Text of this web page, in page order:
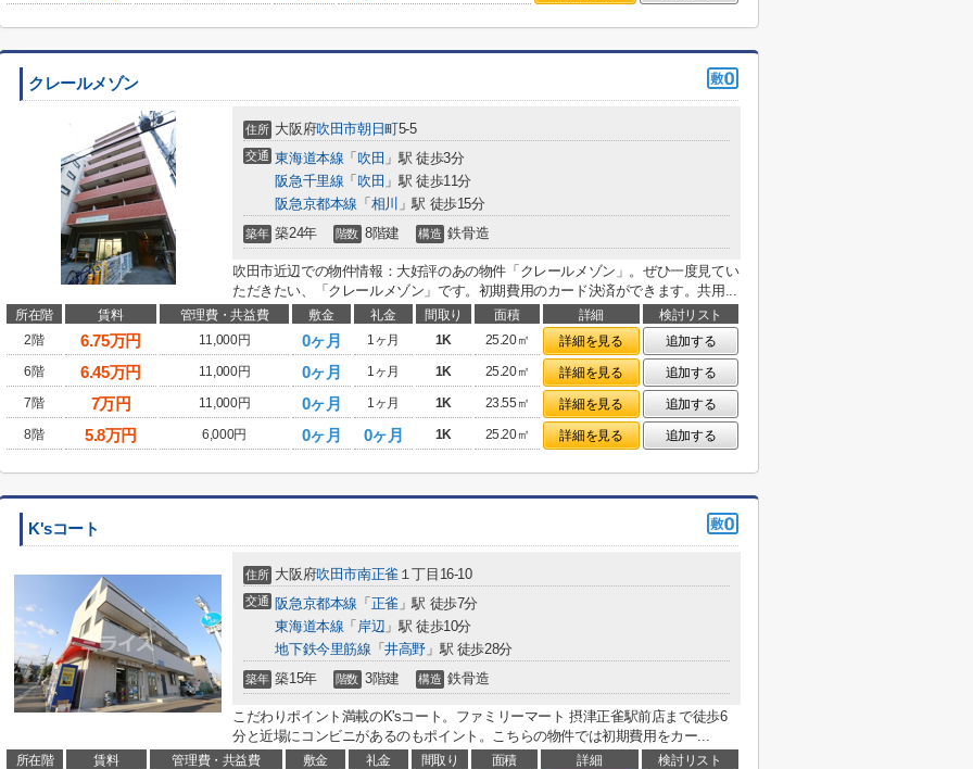
クレールメゾン
住所 大阪府吹田市朝日町5-5
交通 東海道本線 「 吹田 」駅 徒歩3分
阪急千里線 「 吹田 」駅 徒歩11分
阪急京都本線 「 相川 」駅 徒歩15分
築年 築24年 階数 8階建 構造 鉄骨造
吹田市近辺での物件情報：大好評のあの物件「クレールメゾン」。ぜひ一度見てい
ただきたい、「クレールメゾン」です。初期費用のカード決済ができます。共用...
所在階 賃料 管理費・共益費 敷金 礼金 間取り 面積 詳細
検討リスト
2階
6.75万円 11,000円 0ヶ月 1ヶ月 1K 25.20㎡ 詳細を見る
追加する
6階
6.45万円 11,000円 0ヶ月 1ヶ月 1K 25.20㎡ 詳細を見る
追加する
7階
7万円 11,000円 0ヶ月 1ヶ月 1K 23.55㎡ 詳細を見る
追加する
8階
5.8万円 6,000円 0ヶ月 0ヶ月 1K 25.20㎡ 詳細を見る 追加する
K'sコート
住所 大阪府吹田市南正雀 １丁目16-10
交通 阪急京都本線 「 正雀 」駅 徒歩7分
東海道本線 「 岸辺 」駅 徒歩10分
地下鉄今里筋線 「井高野 」駅 徒歩28分
築年 築15年 階数 3階建 構造 鉄骨造
こだわりポイント満載のK'sコート。ファミリーマート 摂津正雀駅前店まで徒歩6
分と近場にコンビニがあるのもポイント。こちらの物件では初期費用をカー...
所在階 賃料 管理費・共益費 敷金 礼金 間取り 面積 詳細
検討リスト